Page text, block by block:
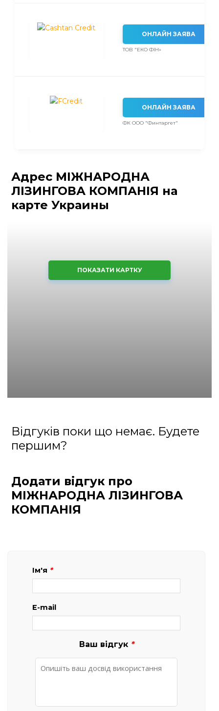
ОНЛАЙН ЗАЯВА
ТОВ "ЕКО ФІН»
ОНЛАЙН ЗАЯВА
ФК ООО "Финтаргет"
Адрес МІЖНАРОДНА
ЛІЗИНГОВА КОМПАНІЯ на
карте Украины
ПОКАЗАТИ КАРТКУ
Відгуків поки що немає. Будете
першим?
Додати відгук про
МІЖНАРОДНА ЛІЗИНГОВА
КОМПАНІЯ
Ім'я *
E-mail
Ваш відгук *